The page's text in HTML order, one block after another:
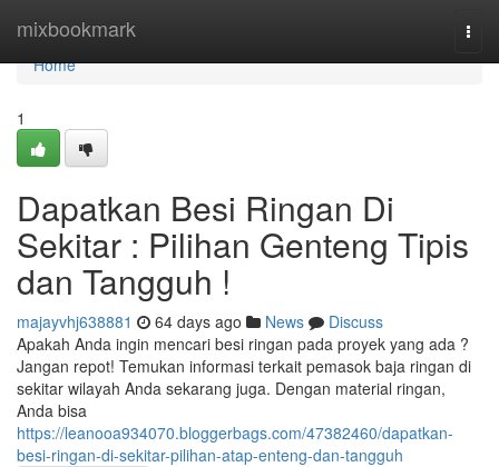
mixbookmark
Home
Home
1
Dapatkan Besi Ringan Di
Sekitar : Pilihan Genteng Tipis
dan Tangguh !
majayvhj638881 64 days ago News
Discuss
Apakah Anda ingin mencari besi ringan pada proyek yang ada ?
Jangan repot! Temukan informasi terkait pemasok baja ringan di
sekitar wilayah Anda sekarang juga. Dengan material ringan,
Anda bisa
https://leanooa934070.bloggerbags.com/47382460/dapatkan-
besi-ringan-di-sekitar-pilihan-atap-enteng-dan-tangguh